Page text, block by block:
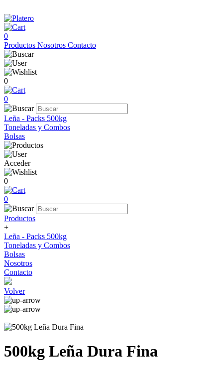
0
Productos Nosotros Contacto
0
0
Leña - Packs 500kg
Toneladas y Combos
Bolsas
Acceder
0
0
Productos
+
Leña - Packs 500kg
Toneladas y Combos
Bolsas
Nosotros
Contacto
Volver
500kg Leña Dura Fina